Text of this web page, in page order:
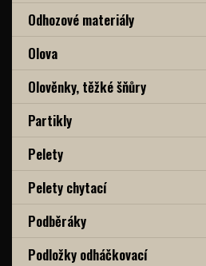
Odhozové materiály
Olova
Olověnky, těžké šňůry
Partikly
Pelety
Pelety chytací
Podběráky
Podložky odháčkovací